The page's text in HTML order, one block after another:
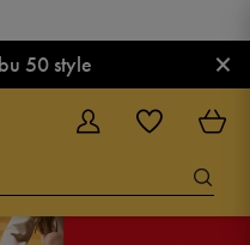
50 style ×